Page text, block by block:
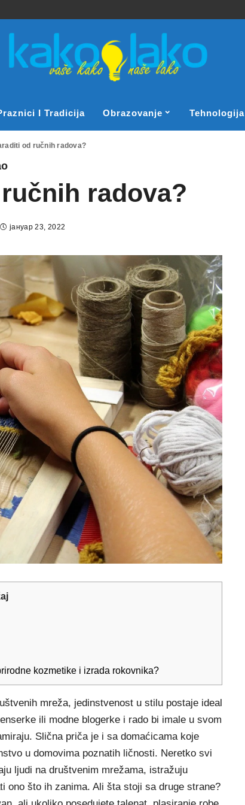
I Tradicija Obrazovanje Tehnologija
od ručnih radova?
radova?
јануар 23, 2022
kozmetike i izrada rokovnika?
mreža, jedinstvenost u stilu postaje ideal
ili modne blogerke i rado bi imale u svom
Slična priča je i sa domaćicama koje
u domovima poznatih ličnosti. Neretko svi
ljudi na društvenim mrežama, istražuju
ono što ih zanima. Ali šta stoji sa druge strane?